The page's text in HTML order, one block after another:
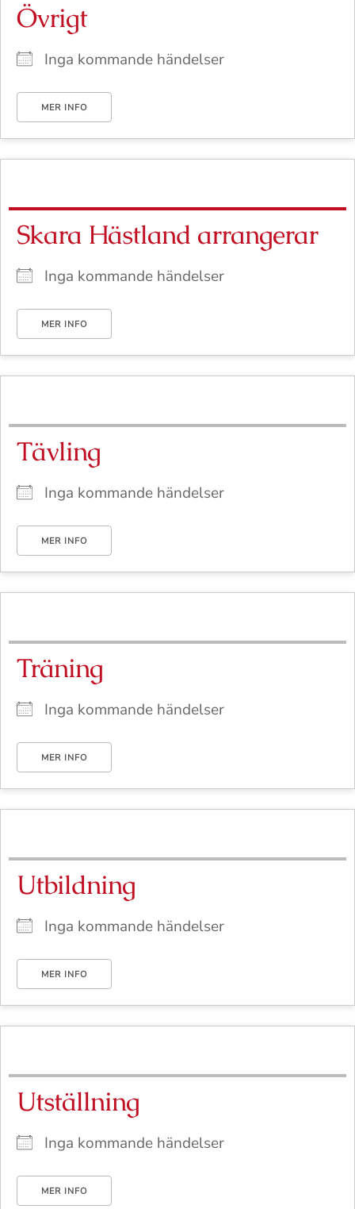
Övrigt
Inga kommande händelser
MER INFO
Skara Hästland arrangerar
Inga kommande händelser
MER INFO
Tävling
Inga kommande händelser
MER INFO
Träning
Inga kommande händelser
MER INFO
Utbildning
Inga kommande händelser
MER INFO
Utställning
Inga kommande händelser
MER INFO